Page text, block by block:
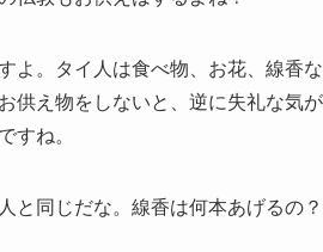
よ。タイ人は食べ物、お花、線香
供え物をしないと、逆に失礼な気
すね。
と同じだな。線香は何本あげるの？